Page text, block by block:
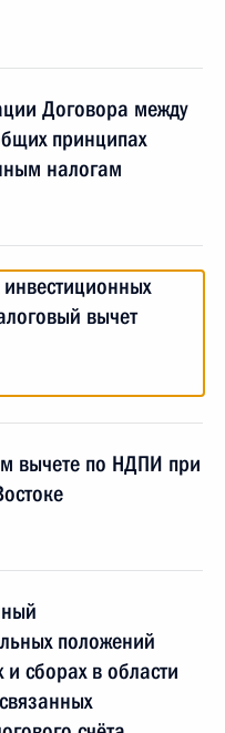
Договора между
принципах
налогам
вычет
вычете по НДПИ при
положений
и сборах в области